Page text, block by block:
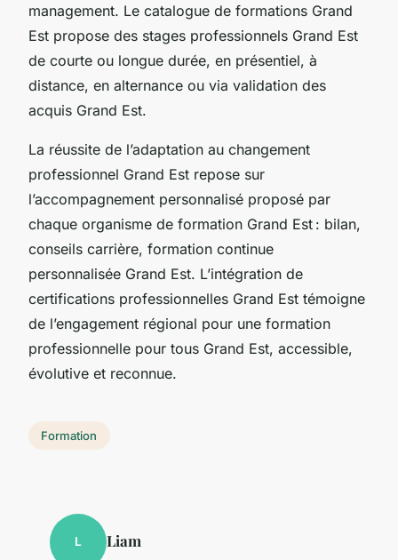
management. Le catalogue de formations Grand
Est propose des stages professionnels Grand Est
de courte ou longue durée, en présentiel, à
distance, en alternance ou via validation des
acquis Grand Est.
La réussite de l’adaptation au changement
professionnel Grand Est repose sur
l’accompagnement personnalisé proposé par
chaque organisme de formation Grand Est : bilan,
conseils carrière, formation continue
personnalisée Grand Est. L’intégration de
certifications professionnelles Grand Est témoigne
de l’engagement régional pour une formation
professionnelle pour tous Grand Est, accessible,
évolutive et reconnue.
Formation
L Liam